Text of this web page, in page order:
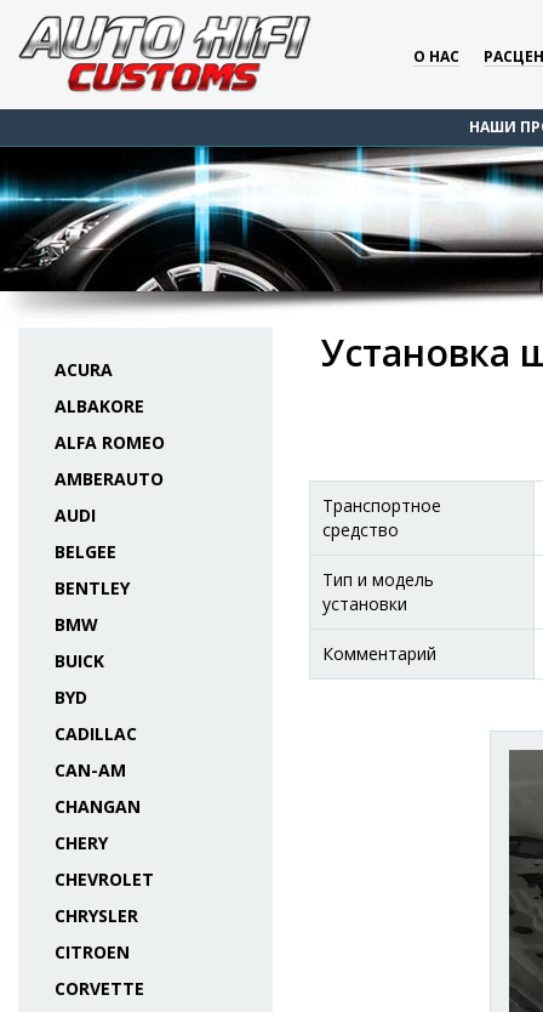
О НАС
НАШИ
ACURA
ALBAKORE
ALFA ROMEO
AMBERAUTO
AUDI
BELGEE
BENTLEY
BMW
BUICK
BYD
CADILLAC
CAN-AM
CHANGAN
CHERY
CHEVROLET
CHRYSLER
CITROEN
CORVETTE
Установка
Транспортное
средство
Тип и модель
установки
Комментарий